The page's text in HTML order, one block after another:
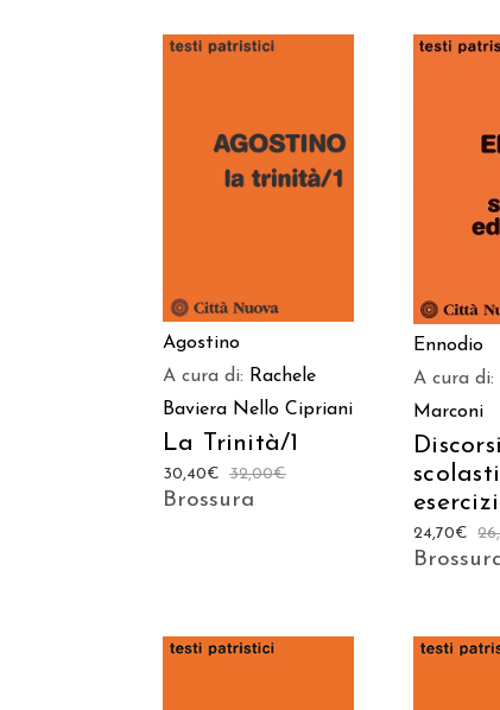
Agostino
A cura di: Rachele
Baviera Nello Cipriani
La Trinità/1
32,00€
30,40€
Brossura
Ennodio
A cura di:
Marconi
Discorsi
24,70€